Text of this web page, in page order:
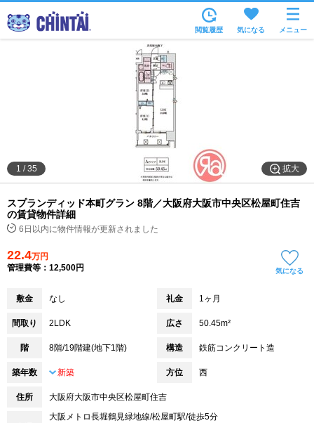
沿線・駅から
住所から
家賃相場から
通勤通学時間から
物件特集から
不動産会社から
TOP
閲覧履歴 気になる メニュー
拡大
1 /35
スプランディッド本町グラン 8階／大阪府大阪市中央区松屋町住吉
の賃貸物件詳細
6日以内に物件情報が更新されました
22.4万円
管理費等：12,500円
気になる
敷金 なし 礼金 1ヶ月
間取り 2LDK 広さ 50.45m²
階 8階/19階建(地下1階) 構造 鉄筋コンクリート造
築年数 新築 方位 西
住所 大阪府大阪市中央区松屋町住吉
大阪メトロ長堀鶴見緑地線/松屋町駅/徒歩5分